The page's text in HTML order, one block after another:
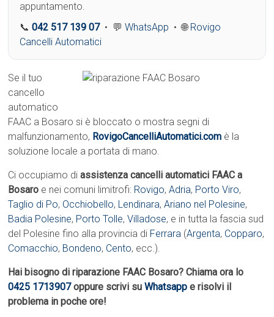
appuntamento.
📞042 517 139 07• 💬WhatsApp • 🌐 Rovigo
Cancelli Automatici
Se il tuo
cancello
automatico
FAAC a Bosaro si è bloccato o mostra segni di
malfunzionamento, RovigoCancelliAutomatici.com è la
soluzione locale a portata di mano.
Ci occupiamo diassistenza cancelli automatici FAAC a
Bosaro e nei comuni limitrofi: Rovigo,Adria, Porto Viro,
Taglio di Po, Occhiobello, Lendinara,Ariano nel Polesine,
Badia Polesine, Porto Tolle,Villadose, e in tutta la fascia sud
del Polesine fino alla provincia di Ferrara (Argenta, Copparo,
Comacchio, Bondeno, Cento, ecc.).
Hai bisogno di riparazione FAAC Bosaro? Chiama ora lo
0425 1713907oppure scrivi suWhatsapp e risolvi il
problema in poche ore!